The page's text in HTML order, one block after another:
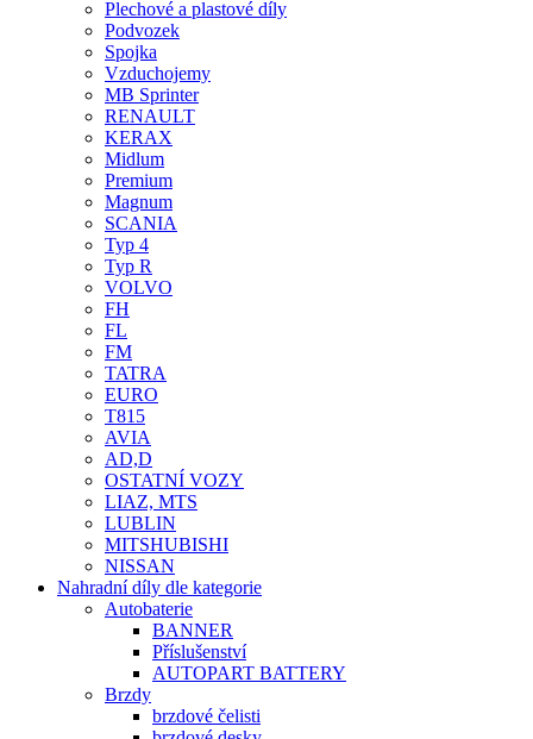
Plechové a plastové díly
Podvozek
Spojka
Vzduchojemy
MB Sprinter
RENAULT
KERAX
Midlum
Premium
Magnum
SCANIA
Typ 4
Typ R
VOLVO
FH
FL
FM
TATRA
EURO
T815
AVIA
AD,D
OSTATNÍ VOZY
LIAZ, MTS
LUBLIN
MITSHUBISHI
NISSAN
Nahradní díly dle kategorie
Autobaterie
BANNER
Příslušenství
AUTOPART BATTERY
Brzdy
brzdové čelisti